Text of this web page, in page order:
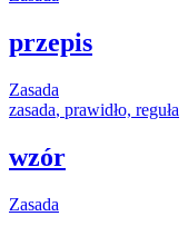
przepis
Zasada
zasada, prawidło, reguła
wzór
Zasada